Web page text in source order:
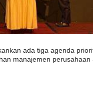
ada tiga agenda
manajemen perusahaan